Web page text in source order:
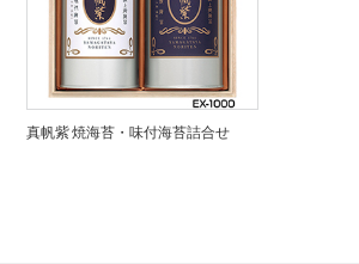
真帆紫 焼海苔・味付海苔詰合せ